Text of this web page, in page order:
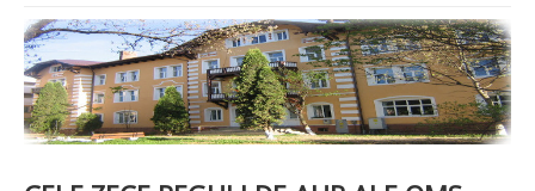
PREZENTARE
PREZENTARE SPITAL
ISTORIE
ACREDITĂRI/CERTIFICĂRI
CERTIFICAT ACREDITARE SPITAL
STRUCTURA SPITALULUI